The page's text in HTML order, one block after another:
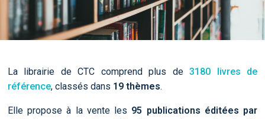
La librairie de CTC comprend plus de3180 livres de
référence, classés dans 19 thèmes.
Elle propose à la vente les 95 publications éditées par